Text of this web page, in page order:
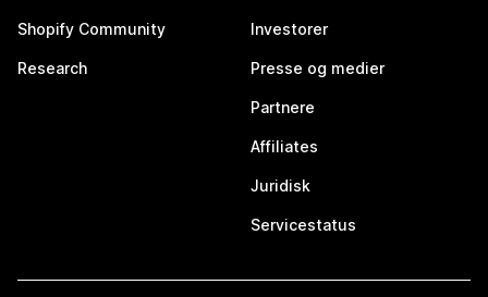
Shopify Community
Research
Investorer
Presse og medier
Partnere
Affiliates
Juridisk
Servicestatus